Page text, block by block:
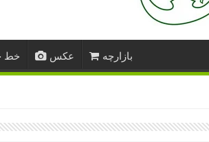
خط عکس بازارچه